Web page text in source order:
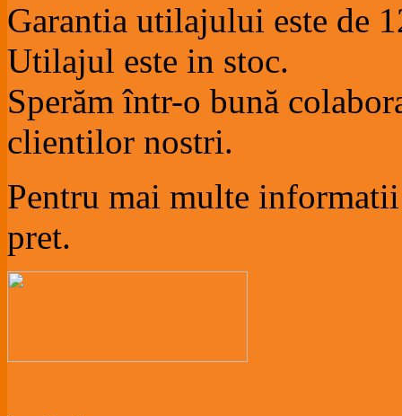
Garantia utilajului este de
Utilajul este in stoc.
Sperăm într-o bună
clientilor nostri.
Pentru mai multe
pret.